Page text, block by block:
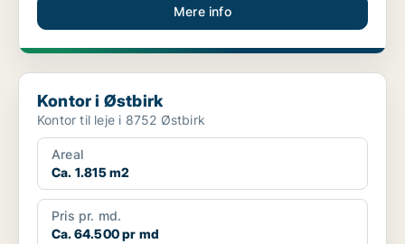
Mere info
Kontor i Østbirk
Kontor i Østbirk
Kontor til leje i 8752 Østbirk
Areal
Ca. 1.815 m2
Pris pr. md.
Ca. 64.500 pr md